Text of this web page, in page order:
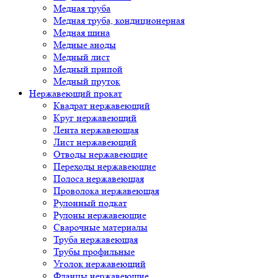
Медная труба
Медная труба, кондиционерная
Медная шина
Медные аноды
Медный лист
Медный припой
Медный пруток
Нержавеющий прокат
Квадрат нержавеющий
Круг нержавеющий
Лента нержавеющая
Лист нержавеющий
Отводы нержавеющие
Переходы нержавеющие
Полоса нержавеющая
Проволока нержавеющая
Рулонный подкат
Рулоны нержавеющие
Сварочные материалы
Труба нержавеющая
Трубы профильные
Уголок нержавеющий
Фланцы нержавеющие